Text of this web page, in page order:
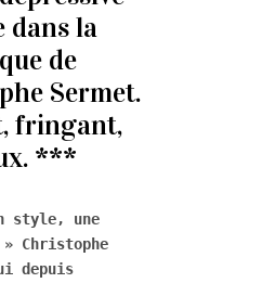
dans la
de
Sermet.
fringant,
***
style, une
Christophe
depuis